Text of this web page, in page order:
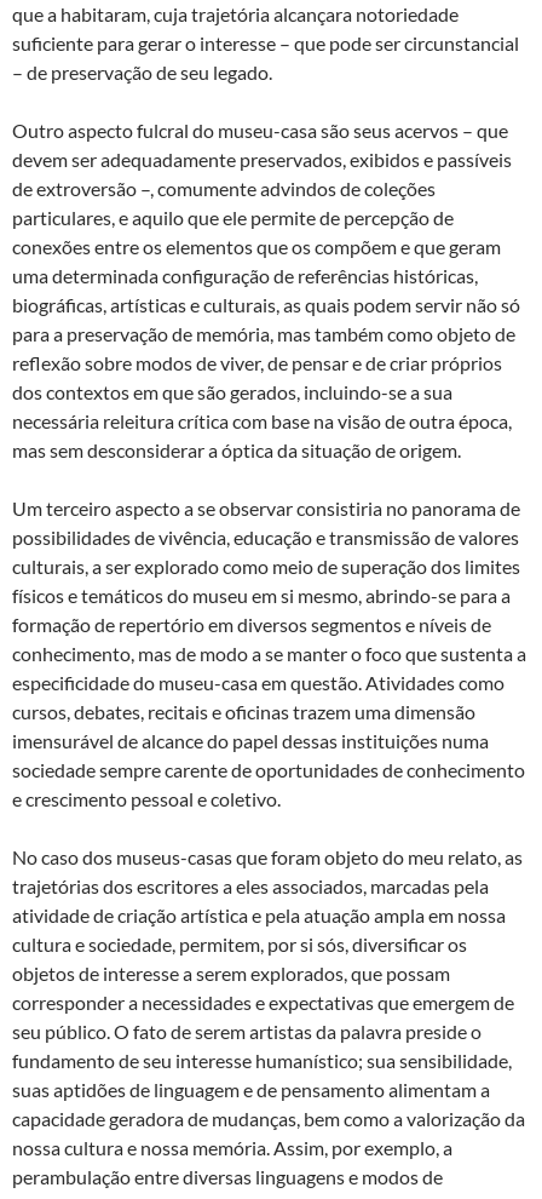
que a habitaram, cuja trajetória alcançara notoriedade
suficiente para gerar o interesse – que pode ser circunstancial
– de preservação de seu legado.
Outro aspecto fulcral do museu-casa são seus acervos – que
devem ser adequadamente preservados, exibidos e passíveis
de extroversão –, comumente advindos de coleções
particulares, e aquilo que ele permite de percepção de
conexões entre os elementos que os compõem e que geram
uma determinada configuração de referências históricas,
biográficas, artísticas e culturais, as quais podem servir não só
para a preservação de memória, mas também como objeto de
reflexão sobre modos de viver, de pensar e de criar próprios
dos contextos em que são gerados, incluindo-se a sua
necessária releitura crítica com base na visão de outra época,
mas sem desconsiderar a óptica da situação de origem.
Um terceiro aspecto a se observar consistiria no panorama de
possibilidades de vivência, educação e transmissão de valores
culturais, a ser explorado como meio de superação dos limites
físicos e temáticos do museu em si mesmo, abrindo-se para a
formação de repertório em diversos segmentos e níveis de
conhecimento, mas de modo a se manter o foco que sustenta a
especificidade do museu-casa em questão. Atividades como
cursos, debates, recitais e oficinas trazem uma dimensão
imensurável de alcance do papel dessas instituições numa
sociedade sempre carente de oportunidades de conhecimento
e crescimento pessoal e coletivo.
No caso dos museus-casas que foram objeto do meu relato, as
trajetórias dos escritores a eles associados, marcadas pela
atividade de criação artística e pela atuação ampla em nossa
cultura e sociedade, permitem, por si sós, diversificar os
objetos de interesse a serem explorados, que possam
corresponder a necessidades e expectativas que emergem de
seu público. O fato de serem artistas da palavra preside o
fundamento de seu interesse humanístico; sua sensibilidade,
suas aptidões de linguagem e de pensamento alimentam a
capacidade geradora de mudanças, bem como a valorização da
nossa cultura e nossa memória. Assim, por exemplo, a
perambulação entre diversas linguagens e modos de